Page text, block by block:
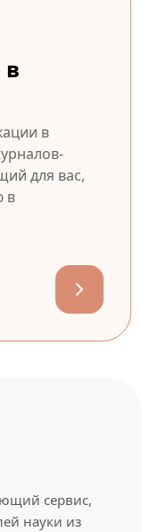
в
в
для вас,
в
сервис,
науки из